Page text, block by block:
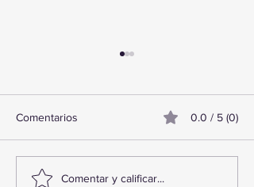
TourTravelynByFraveo
Comentarios 0.0 / 5 (0)
Comentar y calificar...